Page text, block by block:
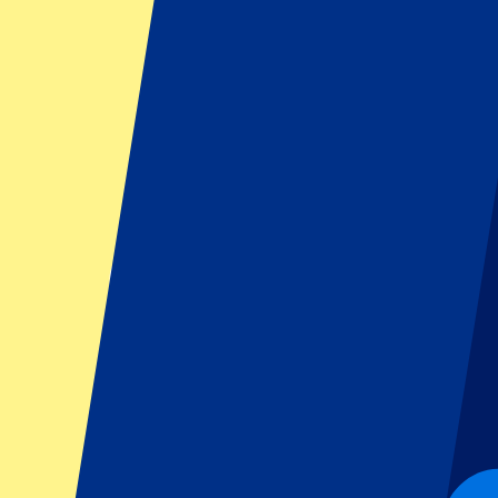
Tel.: +4932221097382
Mo. - Fr.: 09:00-17:00
Mo. - Fr.: 09:00-17:00
Wir streben jeden Tag nach
,
Der Klub von P1 Travel besteht aus Teamplayern, die selbst bei
wir dafür sorgen, dass Sie Ihr Event sorgenfrei genießen können.
Mehr über P1 Travel